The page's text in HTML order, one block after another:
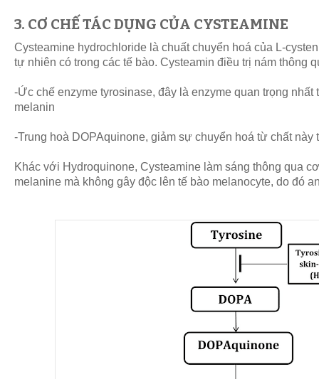
3. CƠ CHẾ TÁC DỤNG CỦA CYSTEAMINE
Cysteamine hydrochloride là chuất chuyển hoá của L-
tự nhiên có trong các tế bào. Cysteamin điều trị nám thông
-Ức chế enzyme tyrosinase, đây là enzyme quan trọng
melanin
-Trung hoà DOPAquinone, giảm sự chuyển hoá từ chất này
Khác với Hydroquinone, Cysteamine làm sáng thông qua
melanine mà không gây độc lên tế bào melanocyte, do đó